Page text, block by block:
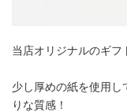
当店オリジナルのギフ
少し厚めの紙を使用し
りな質感！